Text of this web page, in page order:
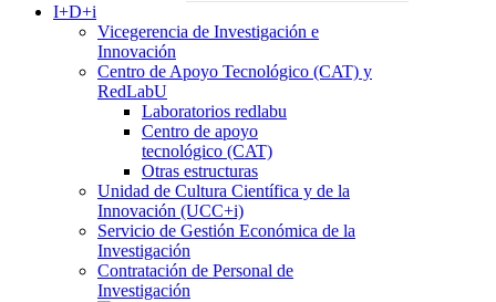
I+D+i
Vicegerencia de Investigación e
Innovación
Centro de Apoyo Tecnológico (CAT) y
RedLabU
Laboratorios redlabu
Centro de apoyo
tecnológico (CAT)
Otras estructuras
Unidad de Cultura Científica y de la
Innovación (UCC+i)
Servicio de Gestión Económica de la
Investigación
Contratación de Personal de
Investigación